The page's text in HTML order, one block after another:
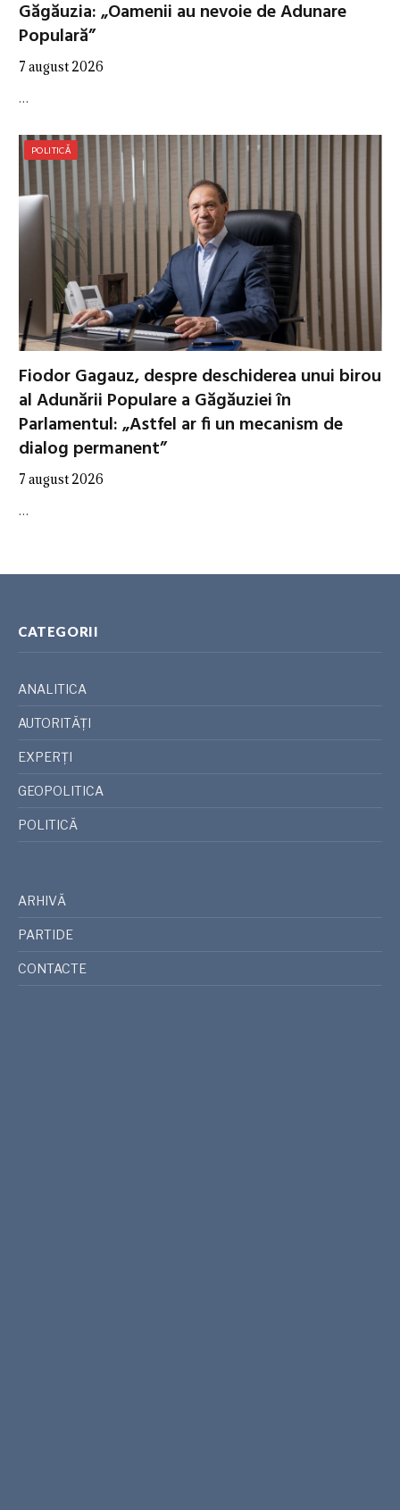
Găgăuzia: „Oamenii au nevoie de Adunare
Populară”
7 august 2026
…
POLITICĂ
Fiodor Gagauz, despre deschiderea unui birou
al Adunării Populare a Găgăuziei în
Parlamentul: „Astfel ar fi un mecanism de
dialog permanent”
7 august 2026
…
CATEGORII
ANALITICA
AUTORITĂȚI
EXPERȚI
GEOPOLITICA
POLITICĂ
ARHIVĂ
PARTIDE
CONTACTE